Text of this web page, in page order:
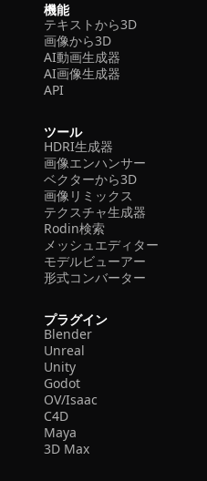
機能
テキストから3D
画像から3D
AI動画生成器
AI画像生成器
API
ツール
HDRI生成器
画像エンハンサー
ベクターから3D
画像リミックス
テクスチャ生成器
Rodin検索
メッシュエディター
モデルビューアー
形式コンバーター
プラグイン
Blender
Unreal
Unity
Godot
OV/Isaac
C4D
Maya
3D Max